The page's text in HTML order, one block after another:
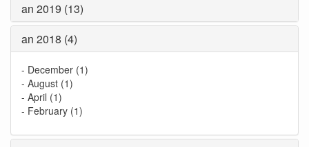
an 2019 (13)
an 2018 (4)
- December (1)
- August (1)
- April (1)
- February (1)